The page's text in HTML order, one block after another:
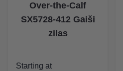
Over-the-Calf
SX5728-412 Gaiši
zilas
Starting at